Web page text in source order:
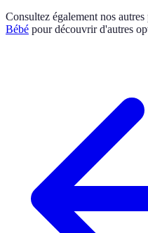
Consultez également nos
Bébé pour découvrir d'autres